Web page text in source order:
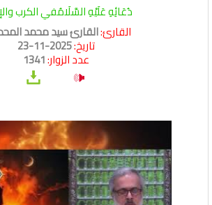
دُعَائِهِ عَلَيْهِ السَّلَامُفي الكرب
القارئ:القارئ سيد محمد
تاريخ:2025-11-23
عدد الزوار:1341